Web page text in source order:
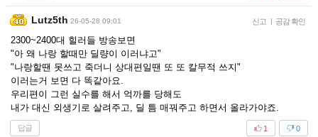
Lutz5th 26-05-28 09:01 신고 | 공감 확인
2300~2400대 힐러들 방송보면
"아 왜 나랑 할때만 딜량이 이러냐고"
"나랑할땐 못쓰고 죽더니 상대편일땐 또 또 칼무적 쓰지"
이러는거 보면 다 똑같아요.
우리편이 그런 실수를 해서 억까를 당해도
내가 대신 외생기로 살려주고, 딜 틈 매꿔주고 하면서 올라가야죠.
답글 0
1